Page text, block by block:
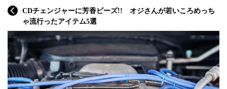
CDチェンジャーに芳香ビーズ!! オジさんが若いころめっち
ゃ流行ったアイテム5選